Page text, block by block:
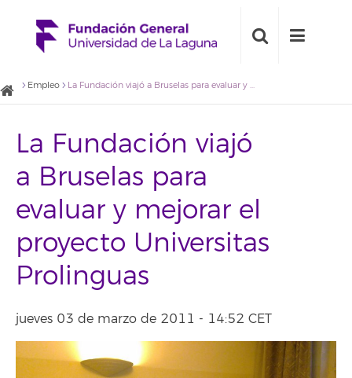
Empleo La Fundación viajó a Bruselas para evaluar y mejorar el proyecto Universitas Prolinguas
La Fundación viajó
a Bruselas para
evaluar y mejorar el
proyecto Universitas
Prolinguas
jueves 03 de marzo de 2011 - 14:52 CET